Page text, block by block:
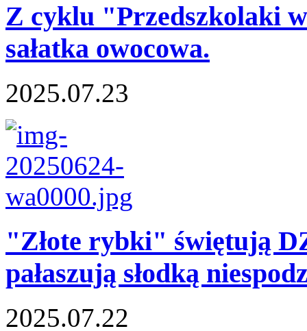
Z cyklu "Przedszkolaki
sałatka owocowa.
2025.07.23
"Złote rybki" świętują
pałaszują słodką
2025.07.22